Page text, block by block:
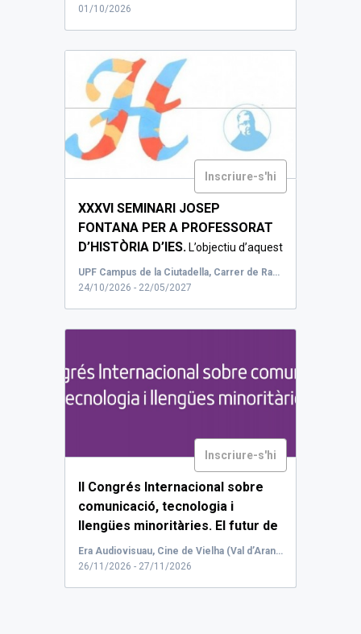
01/10/2026
Inscriure-s'hi
XXXVI SEMINARI JOSEP
FONTANA PER A PROFESSORAT
D’HISTÒRIA D’IES. L’objectiu d’aquest
seminari adreçat a...
UPF Campus de la Ciutadella, Carrer de Ramon Trias Fargas, Barcelona, Espanya
24/10/2026 - 22/05/2027
Inscriure-s'hi
II Congrés Internacional sobre
comunicació, tecnologia i
llengües minoritàries. El futur de
les llengües minoritàries a
través de la comunicació.
Era Audiovisuau, Cine de Vielha (Val d’Aran). Avenguda Baile Calbetó Barra, 8, 25530 Vielha, Lleida
26/11/2026 - 27/11/2026